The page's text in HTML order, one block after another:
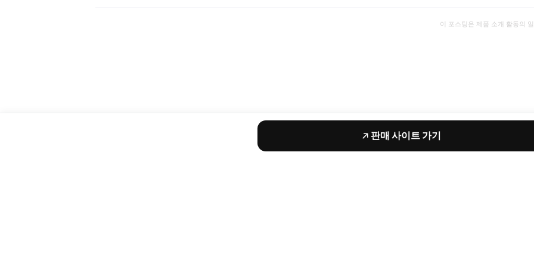
이 포스팅은 제품 소개 활동의
판매 사이트 가기